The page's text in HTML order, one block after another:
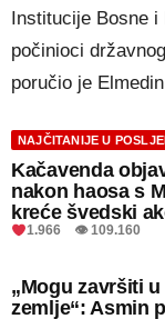
Institucije Bosne
počinioci
poručio je
NAJČITANIJE U
Kačavenda
nakon haosa s
kreće švedski
1.966 👁 109.160
„Mogu završiti
zemlje“: Asmin